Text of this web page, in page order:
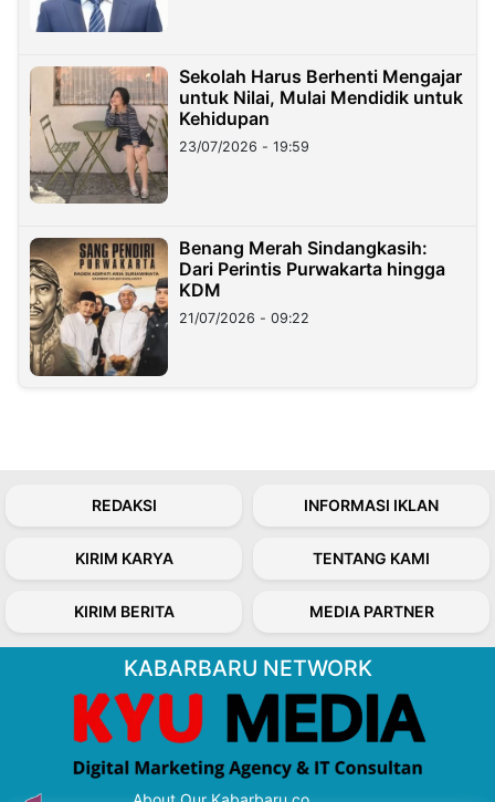
Sekolah Harus Berhenti Mengajar
untuk Nilai, Mulai Mendidik untuk
Kehidupan
23/07/2026 - 19:59
Benang Merah Sindangkasih:
Dari Perintis Purwakarta hingga
KDM
21/07/2026 - 09:22
REDAKSI INFORMASI IKLAN
KIRIM KARYA TENTANG KAMI
KIRIM BERITA MEDIA PARTNER
KABARBARU NETWORK